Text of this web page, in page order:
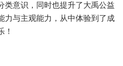
类意识，同时也提升了大禹公益
力与主观能力，从中体验到了成
！